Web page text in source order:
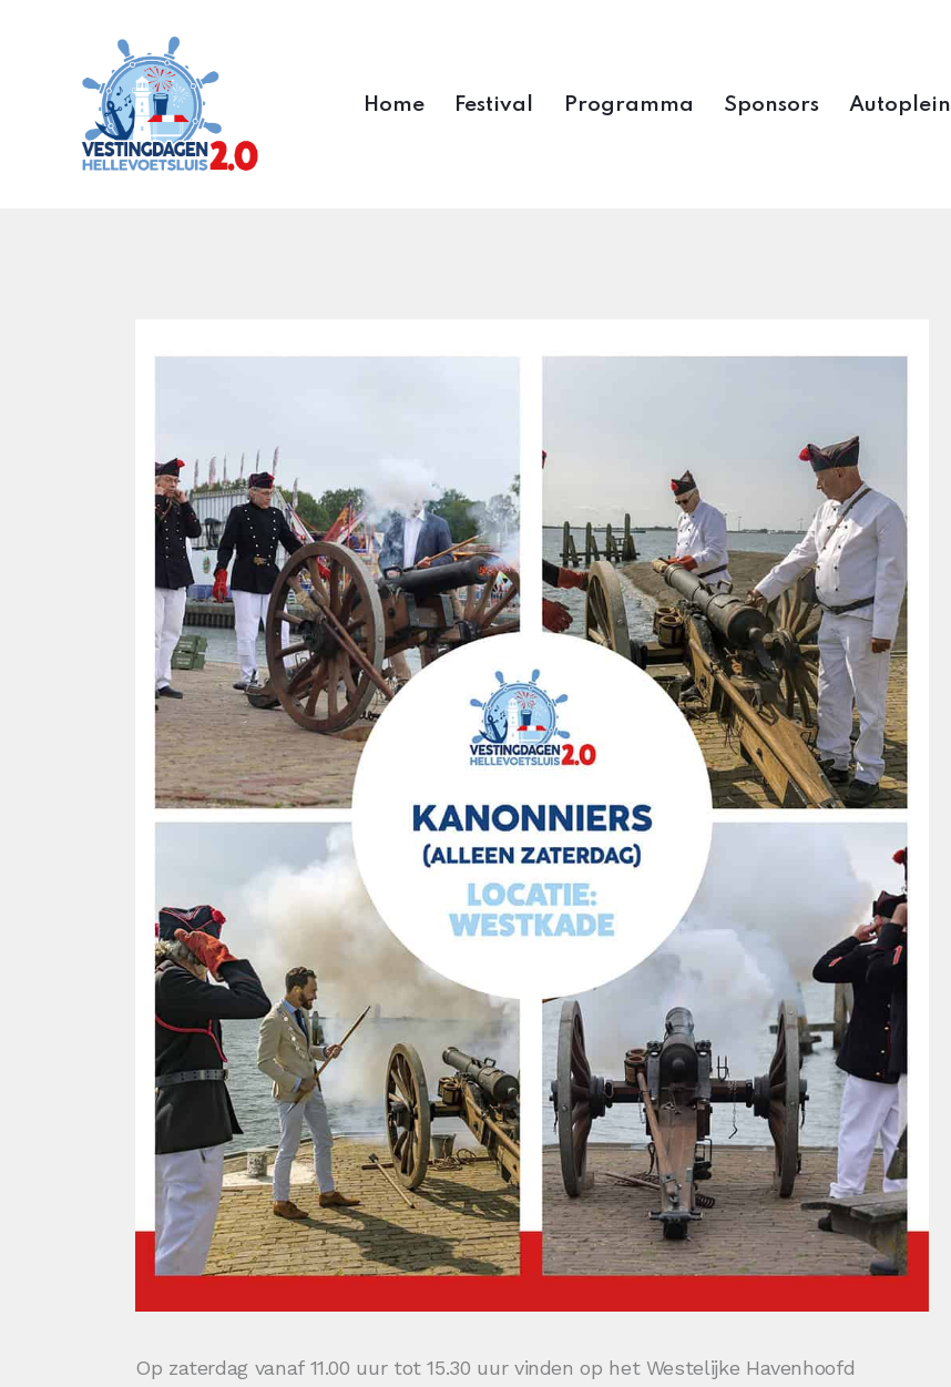
Home Festival Programma Sponsors Autoplein
Op zaterdag vanaf 11.00 uur tot 15.30 uur vinden op het Westelijke Havenhoofd